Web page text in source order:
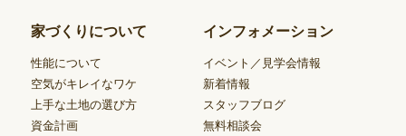
家づくりについて
性能について
空気がキレイなワケ
上手な土地の選び方
資金計画
インフォメーション
イベント／見学会情報
新着情報
スタッフブログ
無料相談会